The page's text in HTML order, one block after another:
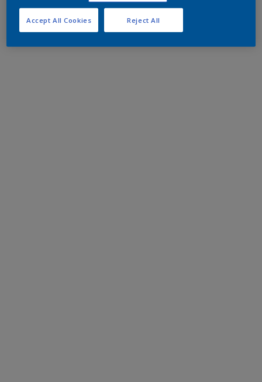
Reject All
Accept All Cookies